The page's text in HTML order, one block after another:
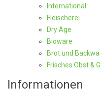
International
Fleischerei
Dry Age
Bioware
Brot und
Frisches Obst &
Informationen